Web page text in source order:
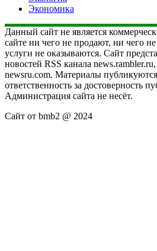
Экономика
Данный сайт не является
сайте ни чего не продают, ни чего
услуги не оказываются. Сайт
новостей RSS канала
newsru.com. Материалы
ответственность за достоверность
Администрация сайта не несёт.
Сайт от bmb2 @ 2024